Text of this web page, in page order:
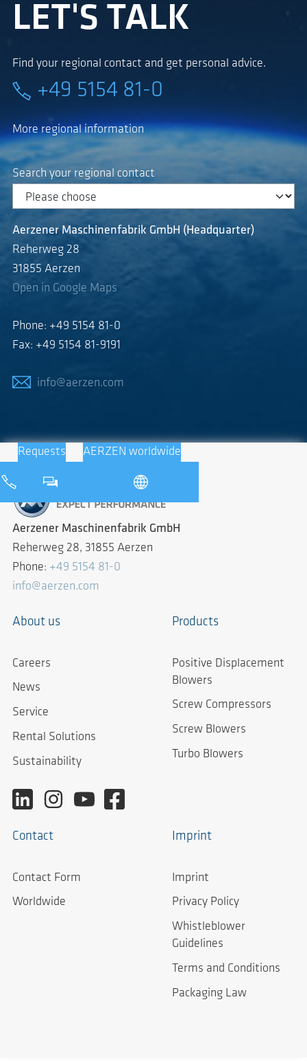
LET'S TALK
Find your regional contact and get personal advice.
+49 5154 81-0
More regional information
Search your regional contact
Aerzener Maschinenfabrik GmbH (Headquarter)
Reherweg 28
31855 Aerzen
Open in Google Maps
Phone: +49 5154 81-0
Fax: +49 5154 81-9191
info@aerzen.com
Requests AERZEN worldwide
Aerzener Maschinenfabrik GmbH
Reherweg 28, 31855 Aerzen
Phone: +49 5154 81-0
info@aerzen.com
About us
Careers
News
Service
Rental Solutions
Sustainability
Products
Positive Displacement
Blowers
Screw Compressors
Screw Blowers
Turbo Blowers
Contact
Contact Form
Worldwide
Imprint
Imprint
Privacy Policy
Whistleblower
Guidelines
Terms and Conditions
Packaging Law